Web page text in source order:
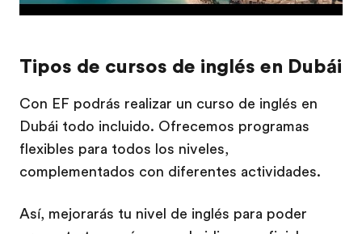
Tipos de cursos de inglés en Dubái
Con EF podrás realizar un curso de inglés en
Dubái todo incluido. Ofrecemos programas
flexibles para todos los niveles,
complementados con diferentes actividades.
Así, mejorarás tu nivel de inglés para poder